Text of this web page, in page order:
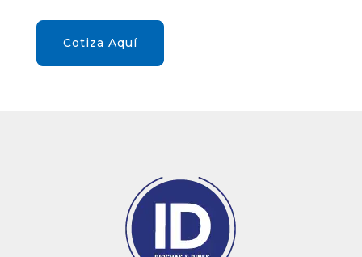
Cotiza Aquí